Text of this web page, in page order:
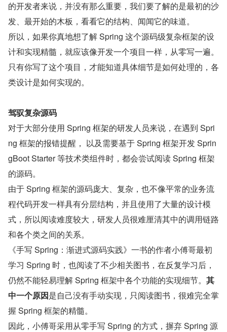
的开发者来说，并没有那么重要，我们要了解的是最初的沙
发、最开始的木板，看看它的结构、闻闻它的味道。
所以，如果你真地想了解 Spring 这个源码级复杂框架的设
计和实现精髓，就应该像开发一个项目一样，从零写一遍。
只有你写了这个项目，才能知道具体细节是如何处理的，各
类设计是如何实现的。
驾驭复杂源码
对于大部分使用 Spring 框架的研发人员来说，在遇到 Spri
ng 框架的报错提醒， 以及需要基于 Spring 框架开发 Sprin
gBoot Starter 等技术类组件时，都会尝试阅读 Spring 框架
的源码。
由于 Spring 框架的源码庞大、复杂，也不像平常的业务流
程代码开发一样具有分层结构，并且使用了大量的设计模
式，所以阅读难度较大，研发人员很难厘清其中的调用链路
和各个类之间的关系。
《手写 Spring：渐进式源码实践》一书的作者小傅哥最初
学习 Spring 时，也阅读了不少相关图书，在反复学习后，
仍然不能轻易理解 Spring 框架中各个功能的实现细节。 其
中一个原因是自己没有手动实现，只阅读图书，很难完全掌
握 Spring 框架的精髓。
因此，小傅哥采用从零手写 Spring 的方式，摒弃 Spring 源